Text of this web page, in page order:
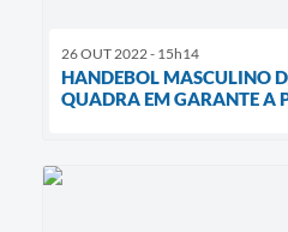
26 OUT 2022 - 15h14
HANDEBOL MASCULINO
QUADRA EM GARANTE A